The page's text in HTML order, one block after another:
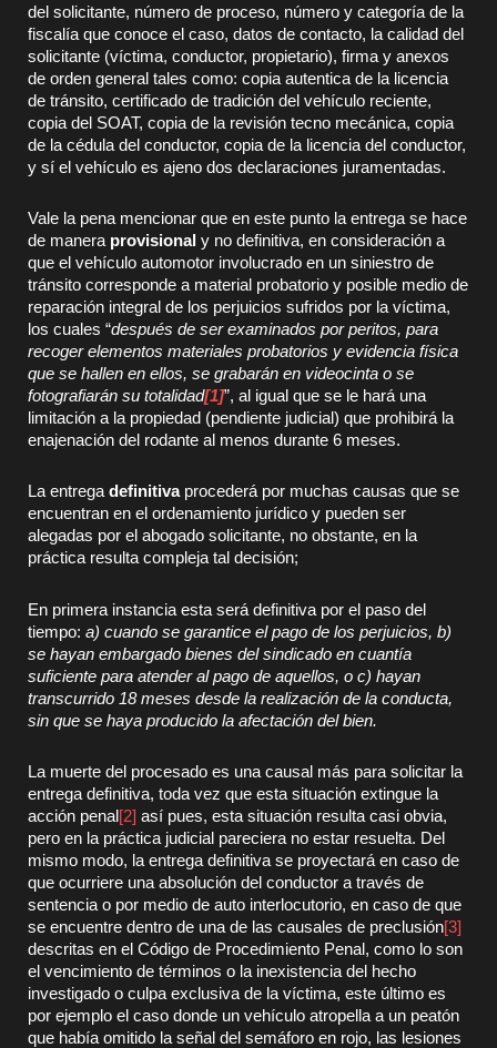
del solicitante, número de proceso, número y categoría de la
fiscalía que conoce el caso, datos de contacto, la calidad del
solicitante (víctima, conductor, propietario), firma y anexos
de orden general tales como: copia autentica de la licencia
de tránsito, certificado de tradición del vehículo reciente,
copia del SOAT, copia de la revisión tecno mecánica, copia
de la cédula del conductor, copia de la licencia del conductor,
y sí el vehículo es ajeno dos declaraciones juramentadas.
Vale la pena mencionar que en este punto la entrega se hace
de manera provisional y no definitiva, en consideración a
que el vehículo automotor involucrado en un siniestro de
tránsito corresponde a material probatorio y posible medio de
reparación integral de los perjuicios sufridos por la víctima,
los cuales “después de ser examinados por peritos, para
recoger elementos materiales probatorios y evidencia física
que se hallen en ellos, se grabarán en videocinta o se
fotografiarán su totalidad[1]”, al igual que se le hará una
limitación a la propiedad (pendiente judicial) que prohibirá la
enajenación del rodante al menos durante 6 meses.
La entregadefinitiva procederá por muchas causas que se
encuentran en el ordenamiento jurídico y pueden ser
alegadas por el abogado solicitante, no obstante, en la
práctica resulta compleja tal decisión;
En primera instancia esta será definitiva por el paso del
tiempo: a) cuando se garantice el pago de los perjuicios, b)
se hayan embargado bienes del sindicado en cuantía
suficiente para atender al pago de aquellos, o c) hayan
transcurrido 18 meses desde la realización de la conducta,
sin que se haya producido la afectación del bien.
La muerte del procesado es una causal más para solicitar la
entrega definitiva, toda vez que esta situación extingue la
acción penal[2] así pues, esta situación resulta casi obvia,
pero en la práctica judicial pareciera no estar resuelta. Del
mismo modo, la entrega definitiva se proyectará en caso de
que ocurriere una absolución del conductor a través de
sentencia o por medio de auto interlocutorio, en caso de que
se encuentre dentro de una de las causales de preclusión[3]
descritas en el Código de Procedimiento Penal, como lo son
el vencimiento de términos o la inexistencia del hecho
investigado o culpa exclusiva de la víctima, este último es
por ejemplo el caso donde un vehículo atropella a un peatón
que había omitido la señal del semáforo en rojo, las lesiones